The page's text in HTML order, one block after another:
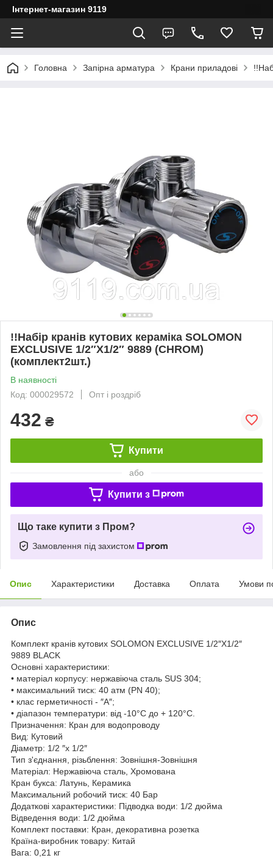
Інтернет-магазин 9119
Головна Запірна арматура Крани приладові
!!Набір кранів кутових кераміка SOLOMON
EXCLUSIVE 1/2″X1/2″ 9889 (CHROM)
(комплект2шт.)
В наявності
Код: 000029572
Опт і роздріб
432 ₴
Купити
або
Купити з
Що таке купити з Пром?
Замовлення під захистом
Опис Характеристики Доставка Оплата Умови
Опис
Комплект кранів кутових SOLOMON EXCLUSIVE 1/2″X1/2″
9889 BLACK
Основні характеристики:
• матеріал корпусу: нержавіюча сталь SUS 304;
• максимальний тиск: 40 атм (РN 40);
• клас герметичності - ″А″;
• діапазон температури: від -10°C до + 120°C.
Призначення: Кран для водопроводу
Вид: Кутовий
Діаметр: 1/2 ″x 1/2″
Тип з'єднання, різьблення: Зовнішня-Зовнішня
Матеріал: Нержавіюча сталь, Хромована
Кран букса: Латунь, Керамика
Максимальний робочий тиск: 40 Бар
Додаткові характеристики: Підводка води: 1/2 дюйма
Відведення води: 1/2 дюйма
Комплект поставки: Кран, декоративна розетка
Країна-виробник товару: Китай
Вага: 0,21 кг